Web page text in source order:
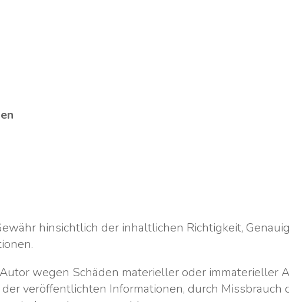
hinsichtlich der inhaltlichen Richtigkeit,
wegen Schäden materieller oder immaterieller
veröffentlichten Informationen, durch Missbrauch